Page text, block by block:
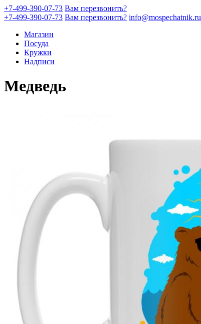
+7-499-390-07-73 Вам перезвонить?
+7-499-390-07-73 Вам перезвонить? info@mospechatnik.ru
Магазин
Посуда
Кружки
Надписи
Медведь